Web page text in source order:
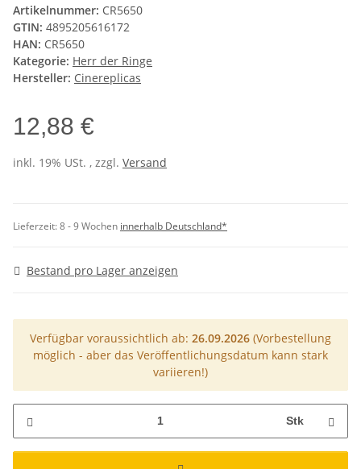
Artikelnummer: CR5650
GTIN: 4895205616172
HAN: CR5650
Kategorie: Herr der Ringe
Hersteller: Cinereplicas
12,88 €
inkl. 19% USt. , zzgl. Versand
Lieferzeit:8 - 9 Wochen innerhalb Deutschland*
Bestand pro Lager anzeigen
Verfügbar voraussichtlich ab: 26.09.2026 (Vorbestellung
möglich - aber das Veröffentlichungsdatum kann stark
variieren!)
Stk